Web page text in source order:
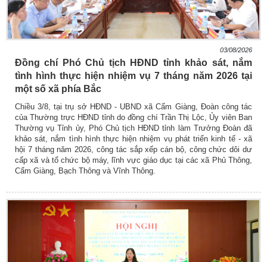
03/08/2026
Đồng chí Phó Chủ tịch HĐND tỉnh khảo sát, nắm
tình hình thực hiện nhiệm vụ 7 tháng năm 2026 tại
một số xã phía Bắc
Chiều 3/8, tại trụ sở HĐND - UBND xã Cẩm Giàng, Đoàn công tác
của Thường trực HĐND tỉnh do đồng chí Trần Thị Lộc, Ủy viên Ban
Thường vụ Tỉnh ủy, Phó Chủ tịch HĐND tỉnh làm Trưởng Đoàn đã
khảo sát, nắm tình hình thực hiện nhiệm vụ phát triển kinh tế - xã
hội 7 tháng năm 2026, công tác sắp xếp cán bộ, công chức dôi dư
cấp xã và tổ chức bộ máy, lĩnh vực giáo dục tại các xã Phủ Thông,
Cẩm Giàng, Bạch Thông và Vĩnh Thông.